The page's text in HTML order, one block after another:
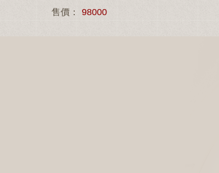
售價：
98000